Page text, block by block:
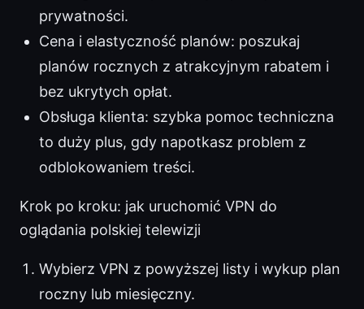
prywatności.
Cena i elastyczność planów: poszukaj
planów rocznych z atrakcyjnym rabatem i
bez ukrytych opłat.
Obsługa klienta: szybka pomoc techniczna
to duży plus, gdy napotkasz problem z
odblokowaniem treści.
Krok po kroku: jak uruchomić VPN do
oglądania polskiej telewizji
Wybierz VPN z powyższej listy i wykup plan
roczny lub miesięczny.